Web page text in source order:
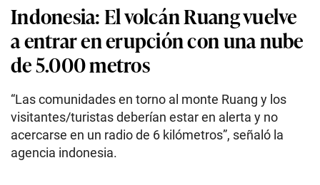
Indonesia: El volcán Ruang vuelve
a entrar en erupción con una nube
de 5.000 metros
“Las comunidades en torno al monte Ruang y los
visitantes/turistas deberían estar en alerta y no
acercarse en un radio de 6 kilómetros”, señaló la
agencia indonesia.